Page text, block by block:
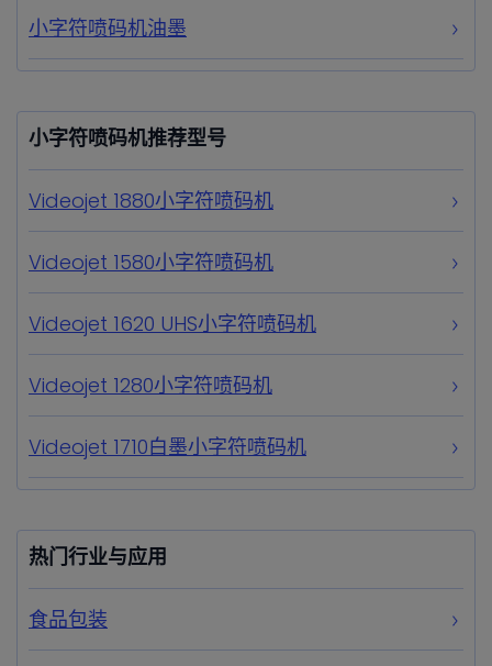
小字符喷码机油墨
小字符喷码机推荐型号
Videojet 1880小字符喷码机
Videojet 1580小字符喷码机
Videojet 1620 UHS小字符喷码机
Videojet 1280小字符喷码机
Videojet 1710白墨小字符喷码机
热门行业与应用
食品包装